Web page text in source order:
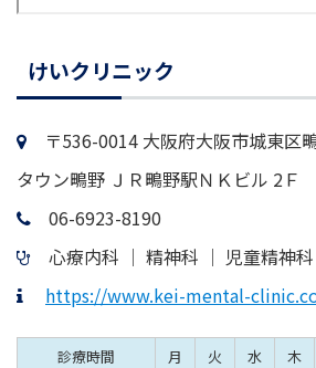
けいクリニック
〒536-0014 大阪府大阪市城東区
タウン鴫野 ＪＲ鴫野駅ＮＫビル 2Ｆ
06-6923-8190
心療内科 │ 精神科 │ 児童精神科
https://www.kei-mental-
診療時間 月 火 水 木